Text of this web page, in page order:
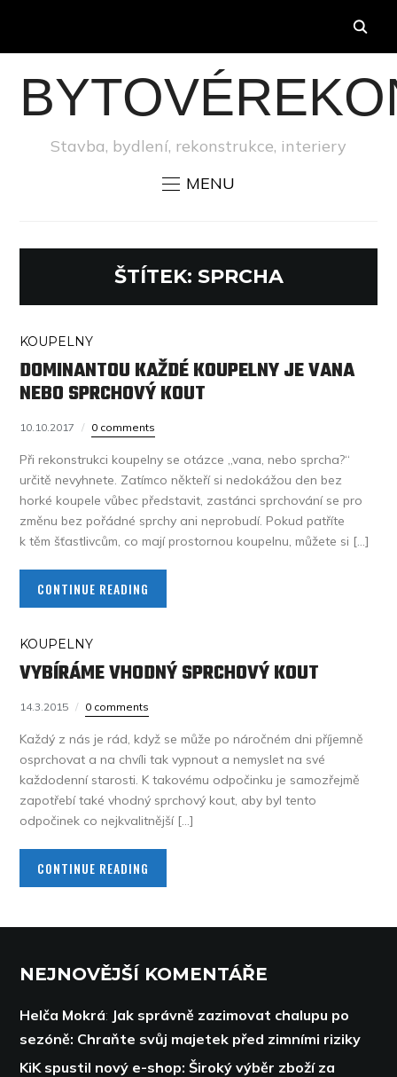
Stavba, bydlení, rekonstrukce, interiery
MENU
ŠTÍTEK: SPRCHA
KOUPELNY
DOMINANTOU KAŽDÉ KOUPELNY JE VANA
NEBO SPRCHOVÝ KOUT
10.10.2017 0 comments
Při rekonstrukci koupelny se otázce „vana, nebo sprcha?“
určitě nevyhnete. Zatímco někteří si nedokážou den bez
horké koupele vůbec představit, zastánci sprchování se pro
změnu bez pořádné sprchy ani neprobudí. Pokud patříte
k těm šťastlivcům, co mají prostornou koupelnu, můžete si […]
CONTINUE READING
KOUPELNY
VYBÍRÁME VHODNÝ SPRCHOVÝ KOUT
14.3.2015 0 comments
Každý z nás je rád, když se může po náročném dni příjemně
osprchovat a na chvíli tak vypnout a nemyslet na své
každodenní starosti. K takovému odpočinku je samozřejmě
zapotřebí také vhodný sprchový kout, aby byl tento
odpočinek co nejkvalitnější […]
CONTINUE READING
NEJNOVĚJŠÍ KOMENTÁŘE
Helča Mokrá: Jak správně zazimovat chalupu po
sezóně: Chraňte svůj majetek před zimními riziky
KiK spustil nový e-shop: Široký výběr zboží za